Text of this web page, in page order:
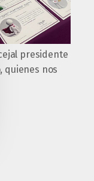
presidente
quienes nos